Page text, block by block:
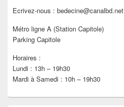
Ecrivez-nous : bedecine@canalbd.net
Métro ligne A (Station Capitole)
Parking Capitole
Horaires :
Lundi : 13h – 19h30
Mardi à Samedi : 10h – 19h30